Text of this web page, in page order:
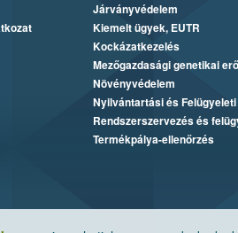
Járványvédelem
Kiemelt ügyek, EUTR
Kockázatkezelés
Mezőgazdasági genetikai
Növényvédelem
Nyilvántartási és
Rendszerszervezés és
Termékpálya-ellenőrzés